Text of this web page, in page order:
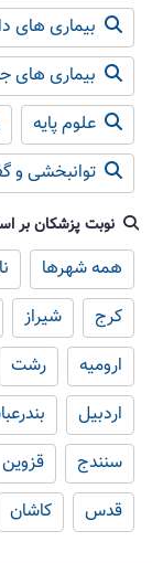
بیماری های
بیماری های
علوم پایه
توانبخشی و
نوبت پزشکان بر
همه شهرها
کرج
شیراز
ارومیه
رشت
اردبیل
سنندج
قزوین
قدس
کاشان